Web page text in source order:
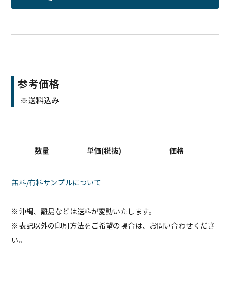
参考価格
※送料込み
数量 単価(税抜) 価格
無料/有料サンプルについて
※沖縄、離島などは送料が変動いたします。
※表記以外の印刷方法をご希望の場合は、お問い合わせくださ
い。